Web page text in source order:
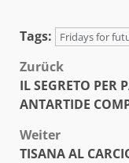
Tags: Fridays for
Zurück
IL SEGRETO PER
ANTARTIDE
Weiter
TISANA AL